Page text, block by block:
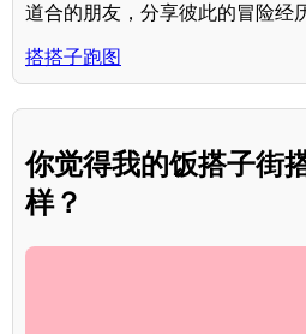
道合的朋友，分享彼此的冒险经
搭搭子跑图
你觉得我的饭搭子街
样？